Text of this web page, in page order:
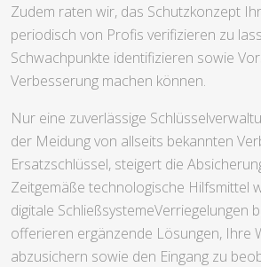
Zudem raten wir, das Schutzkonzept
periodisch von Profis verifizieren zu
Schwachpunkte identifizieren sowie
Verbesserung machen können.
Nur eine zuverlässige
der Meidung von allseits bekannten
Ersatzschlüssel, steigert die
Zeitgemäße technologische Hilfsmittel
digitale SchließsystemeVerriegelungen
offerieren ergänzende Lösungen, Ihre
abzusichern sowie den Eingang zu